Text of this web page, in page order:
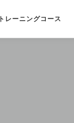
トレーニングコース